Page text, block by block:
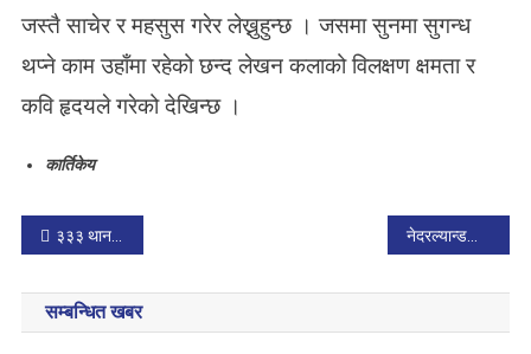
जस्तै साचेर र महसुस गरेर लेख्नुहुन्छ । जसमा सुनमा सुगन्ध
थप्ने काम उहाँमा रहेको छन्द लेखन कलाको विलक्षण क्षमता र
कवि हृदयले गरेको देखिन्छ ।
कार्तिकेय
P
o
s
३३३ थान ब्रेल पुस्तकहरु निःशुल्क वितरण
सम्बन्धित खबर